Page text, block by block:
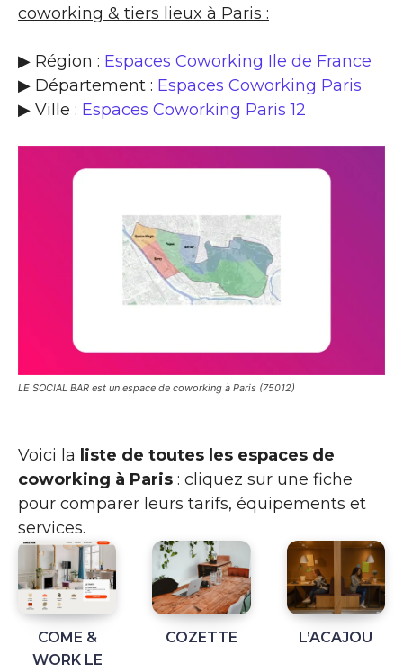
coworking & tiers lieux à Paris :
▶ Région : Espaces Coworking Ile de France
▶ Département : Espaces Coworking Paris
▶ Ville : Espaces Coworking Paris 12
LE SOCIAL BAR est un espace de coworking à Paris (75012)
Voici la liste de toutes les espaces de
coworking à Paris : cliquez sur une fiche
pour comparer leurs tarifs, équipements et
services.
COME &
WORK LE
COZETTE L’ACAJOU